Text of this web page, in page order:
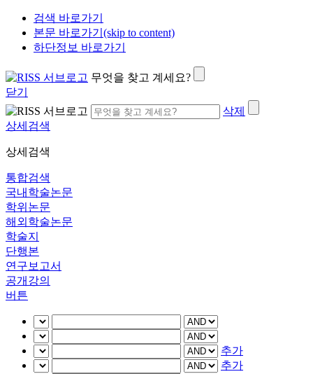
검색 바로가기
본문 바로가기(skip to content)
하단정보 바로가기
무엇을 찾고 계세요?
닫기
삭제
상세검색
상세검색
통합검색
국내학술논문
학위논문
해외학술논문
학술지
단행본
연구보고서
공개강의
버튼
추가
추가